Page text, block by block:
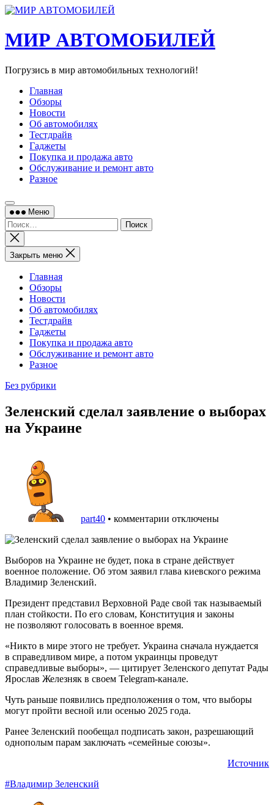
Перейти
содержимому
МИР АВТОМОБИЛЕЙ
Погрузись в мир автомобильных технологий!
Главная
Обзоры
Новости
Об автомобилях
Тестдрайв
Гаджеты
Покупка и продажа авто
Обслуживание и ремонт авто
Разное
Меню
Найти:
Закрыть
поиск
Закрыть меню
Главная
Обзоры
Новости
Об автомобилях
Тестдрайв
Гаджеты
Покупка и продажа авто
Обслуживание и ремонт авто
Разное
Без рубрики
Зеленский сделал заявление о выборах
на Украине
part40 • комментарии отключены
Выборов на Украине не будет, пока в стране действует
военное положение. Об этом заявил глава киевского режима
Владимир Зеленский.
Президент представил Верховной Раде свой так называемый
план стойкости. По его словам, Конституция и законы
не позволяют голосовать в военное время.
«Никто в мире этого не требует. Украина сначала нуждается
в справедливом мире, а потом украинцы проведут
справедливые выборы», — цитирует Зеленского депутат Рады
Ярослав Железняк в своем Telegram-канале.
Чуть раньше появились предположения о том, что выборы
могут пройти весной или осенью 2025 года.
Ранее Зеленский пообещал подписать закон, разрешающий
однополым парам заключать «семейные союзы».
Источник
#Владимир Зеленский